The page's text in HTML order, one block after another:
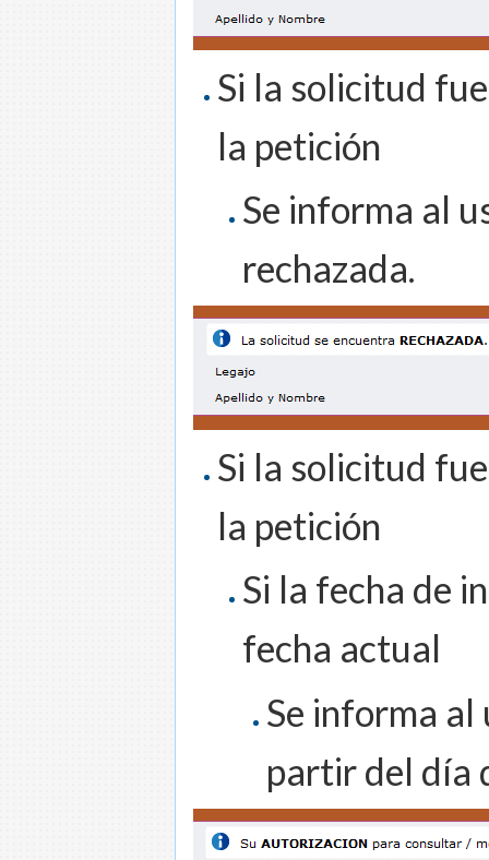
Si la solicitud
la petición
Se informa al
rechazada.
Si la solicitud
la petición
Si la fecha de
fecha actual
Se informa al
partir del día